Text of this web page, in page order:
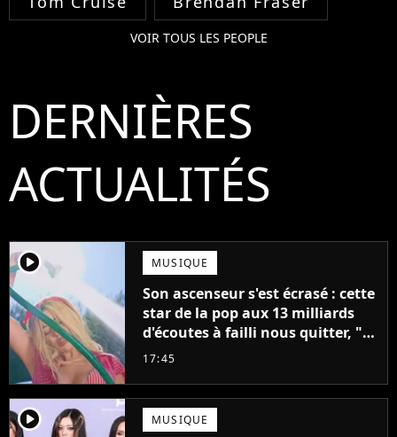
VOIR TOUS LES PEOPLE
DERNIÈRES
ACTUALITÉS
player2 MUSIQUE
Son ascenseur s'est écrasé : cette
star de la pop aux 13 milliards
d'écoutes à failli nous quitter, "Je
pensais ne plus jamais chanter"
17:45
player2 MUSIQUE